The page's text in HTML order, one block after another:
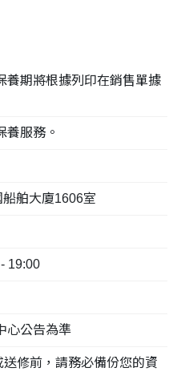
養期將根據列印在銷售單據
養服務。
舶大廈1606室
19:00
心公告為準
修前，請務必備份您的資